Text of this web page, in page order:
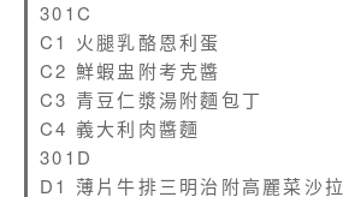
301C
C1 火腿乳酪恩利蛋
C2 鮮蝦盅附考克醬
C3 青豆仁漿湯附麵包丁
C4 義大利肉醬麵
301D
D1 薄片牛排三明治附高麗菜沙拉